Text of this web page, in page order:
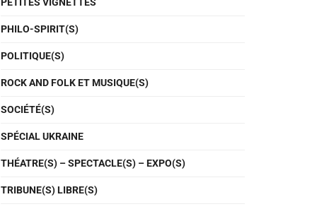
PHILO-SPIRIT(S)
POLITIQUE(S)
ROCK AND FOLK ET MUSIQUE(S)
SOCIÉTÉ(S)
SPÉCIAL UKRAINE
THÉATRE(S) – SPECTACLE(S) – EXPO(S)
TRIBUNE(S) LIBRE(S)